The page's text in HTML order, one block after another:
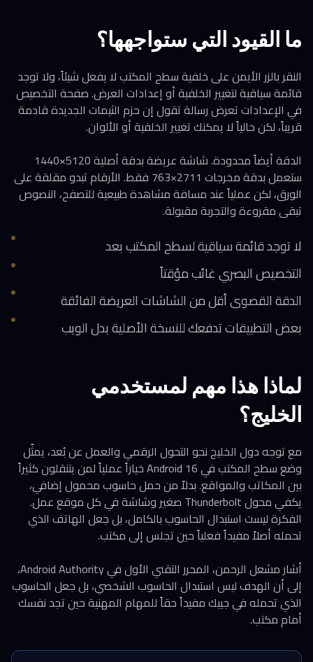
ما القيود التي ستواجهها؟
النقر بالزر الأيمن على خلفية سطح المكتب لا يفعل شيئاً، ولا توجد
قائمة سياقية لتغيير الخلفية أو إعدادات العرض. صفحة التخصيص
في الإعدادات تعرض رسالة تقول إن حزم الثيمات الجديدة قادمة
قريباً، لكن حالياً لا يمكنك تغيير الخلفية أو الألوان.
الدقة أيضاً محدودة. شاشة عريضة بدقة أصلية 5120×1440
ستعمل بدقة مخرجات 2711×763 فقط. الأرقام تبدو مقلقة على
الورق، لكن عملياً عند مسافة مشاهدة طبيعية للتصفح، النصوص
تبقى مقروءة والتجربة مقبولة.
لا توجد قائمة سياقية لسطح المكتب بعد
التخصيص البصري غائب مؤقتاً
الدقة القصوى أقل من الشاشات العريضة الفائقة
بعض التطبيقات تدفعك للنسخة الأصلية بدل الويب
لماذا هذا مهم لمستخدمي
الخليج؟
مع توجه دول الخليج نحو التحول الرقمي والعمل عن بُعد، يمثّل
وضع سطح المكتب في Android 16 خياراً عملياً لمن يتنقلون كثيراً
بين المكاتب والمواقع. بدلاً من حمل حاسوب محمول إضافي،
يكفي محول Thunderbolt صغير وشاشة في كل موقع عمل.
الفكرة ليست استبدال الحاسوب بالكامل، بل جعل الهاتف الذي
تحمله أصلاً مفيداً فعلياً حين تجلس إلى مكتب.
أشار مشعل الرحمن، المحرر التقني الأول في Android Authority،
إلى أن الهدف ليس استبدال الحاسوب الشخصي، بل جعل الحاسوب
الذي تحمله في جيبك مفيداً حقاً للمهام المهنية حين تجد نفسك
أمام مكتب.